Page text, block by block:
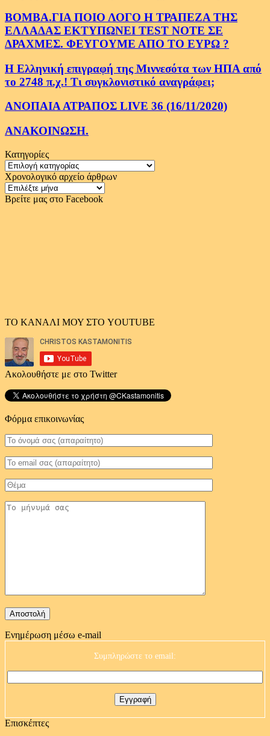
ΒΟΜΒΑ.ΓΙΑ ΠΟΙΟ ΛΟΓΟ Η ΤΡΑΠΕΖΑ ΤΗΣ
ΕΛΛΑΔΑΣ ΕΚΤΥΠΩΝΕΙ TEST NOTE ΣΕ
ΔΡΑΧΜΕΣ. ΦΕΥΓΟΥΜΕ ΑΠΟ ΤΟ ΕΥΡΩ ?
Η Ελληνική επιγραφή της Μιννεσότα των ΗΠΑ από
το 2748 π.χ.! Τι συγκλονιστικό αναγράφει;
ΑΝΟΠΑΙΑ ΑΤΡΑΠΟΣ LIVE 36 (16/11/2020)
ΑΝΑΚΟΙΝΩΣΗ.
Κατηγορίες
Κατηγορίες
Χρονολογικό αρχείο άρθρων
Χρονολογικό
αρχείο
Βρείτε μας στο Facebook
ΤΟ ΚΑΝΑΛΙ ΜΟΥ ΣΤΟ YOUTUBE
Ακολουθήστε με στο Twitter
Φόρμα επικοινωνίας
Ενημέρωση μέσω e-mail
Συμπληρώστε το email:
Επισκέπτες